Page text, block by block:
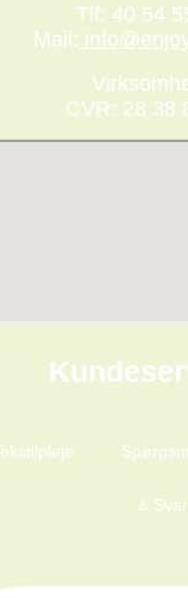
Tlf: 40 54
Mail:
CVR: 28 38
& Svar